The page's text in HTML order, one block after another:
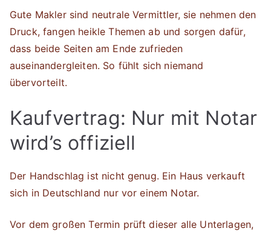
Gute Makler sind neutrale Vermittler, sie nehmen den
Druck, fangen heikle Themen ab und sorgen dafür,
dass beide Seiten am Ende zufrieden
auseinandergleiten. So fühlt sich niemand
übervorteilt.
Kaufvertrag: Nur mit Notar
wird’s offiziell
Der Handschlag ist nicht genug. Ein Haus verkauft
sich in Deutschland nur vor einem Notar.
Vor dem großen Termin prüft dieser alle Unterlagen,